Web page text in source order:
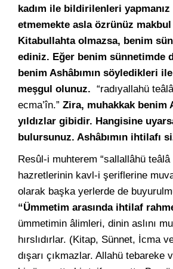
kadım ile bildirilenleri yapmanız
etmemekte asla özrünüz
Kitabullahta olmazsa, benim
ediniz. Eğer benim sünnetimde
benim Ashâbımın söyledikleri
meşgul olunuz. “radıyallahü
ecma’în.” Zira, muhakkak benim
yıldızlar gibidir. Hangisine
bulursunuz. Ashâbımın ihtilafı
Resûl-i muhterem “sallallâhü
hazretlerinin kavl-i şeriflerine
olarak başka yerlerde de
“Ümmetim arasında ihtilaf
ümmetimin âlimleri, dinin aslını
hırslıdırlar. (Kitap, Sünnet, İcma
dışarı çıkmazlar. Allahü tebareke